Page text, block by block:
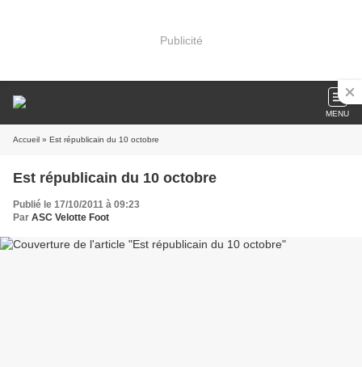
Publicité
MENU
Accueil » Est républicain du 10 octobre
Est républicain du 10 octobre
Publié le 17/10/2011 à 09:23
Par ASC Velotte Foot